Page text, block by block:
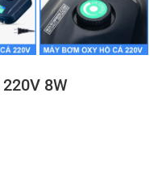
8W